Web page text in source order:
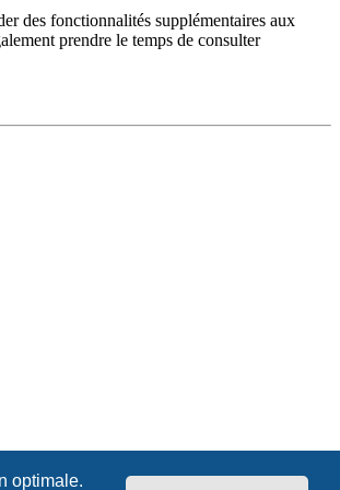
optimale.
des fonctionnalités supplémentaires aux
prendre le temps de consulter